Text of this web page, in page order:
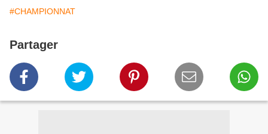
#CHAMPIONNAT
Partager